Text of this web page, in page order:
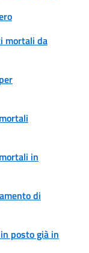
mortali da
in
di
posto già in